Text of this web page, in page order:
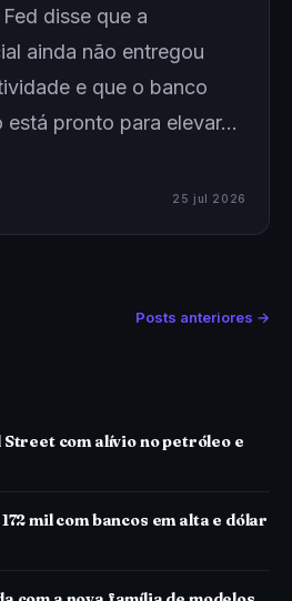
disse que a
ainda não entregou
e que o banco
está pronto para elevar…
25 jul 2026
Posts anteriores →
com alívio no petróleo e
mil com bancos em alta e dólar